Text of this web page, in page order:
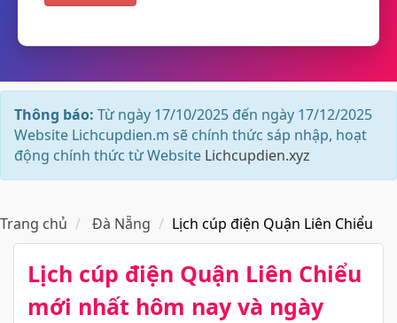
Thông báo: Từ ngày 17/10/2025 đến ngày 17/12/2025
Website Lichcupdien.m sẽ chính thức sáp nhập, hoạt
động chính thức từ Website Lichcupdien.xyz
Trang chủ Đà Nẵng Lịch cúp điện Quận Liên Chiểu
Lịch cúp điện Quận Liên Chiểu​
mới nhất hôm nay và ngày